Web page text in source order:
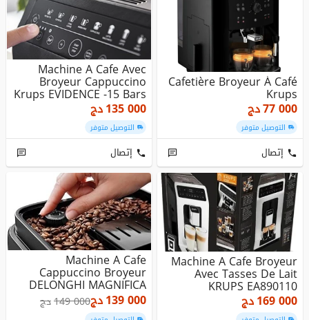
Cafetière Broyeur À Café
Krups
77 000دج
التوصيل متوفر
إتصال
Machine A Cafe Avec
Broyeur Cappuccino
Krups EVIDENCE -15 Bars
- 2.3L-...
135 000دج
التوصيل متوفر
إتصال
Machine A Cafe Broyeur
Avec Tasses De Lait
KRUPS EA890110
EVIDENCE - ...
169 000دج
Machine A Cafe
Cappuccino Broyeur
DELONGHI MAGNIFICA
EVO -15 BARS
139 000دج149 000دج